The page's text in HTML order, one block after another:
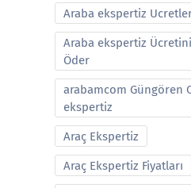
Araba ekspertiz
Araba ekspertiz
Öder
arabamcom Güngören
ekspertiz
Araç Ekspertiz
Araç Ekspertiz Fiyatları